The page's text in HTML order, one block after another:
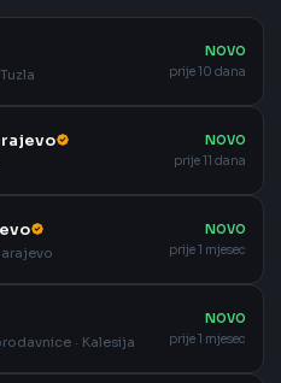
NOVO
prije 10 dana
NOVO
prije 11 dana
NOVO
prije 1 mjesec
· Kalesija
NOVO
prije 1 mjesec